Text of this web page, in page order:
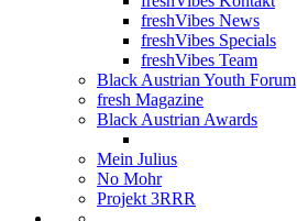
freshVibes News
freshVibes Specials
freshVibes Team
Black Austrian Youth Forum
fresh Magazine
Black Austrian Awards
Mein Julius
No Mohr
Projekt 3RRR